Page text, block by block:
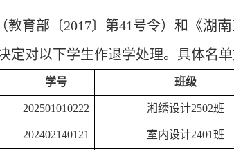
教育部〔2017〕第41号令）和
《湖
对以下学生作退学处理。具体名单
学号 班级
202501010222 湘绣设计2502班
202402140121 室内设计2401班